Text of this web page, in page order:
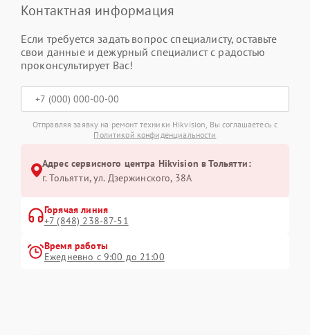
Контактная информация
Если требуется задать вопрос специалисту, оставьте
свои данные и дежурный специалист с радостью
проконсультирует Вас!
Отправляя заявку на ремонт техники Hikvision, Вы соглашаетесь с
Политикой конфиденциальности
Адрес сервисного центра Hikvision в Тольятти:
г. Тольятти, ул. Дзержинского, 38А
Горячая линия
+7 (848) 238-87-51
Время работы
Ежедневно с 9:00 до 21:00